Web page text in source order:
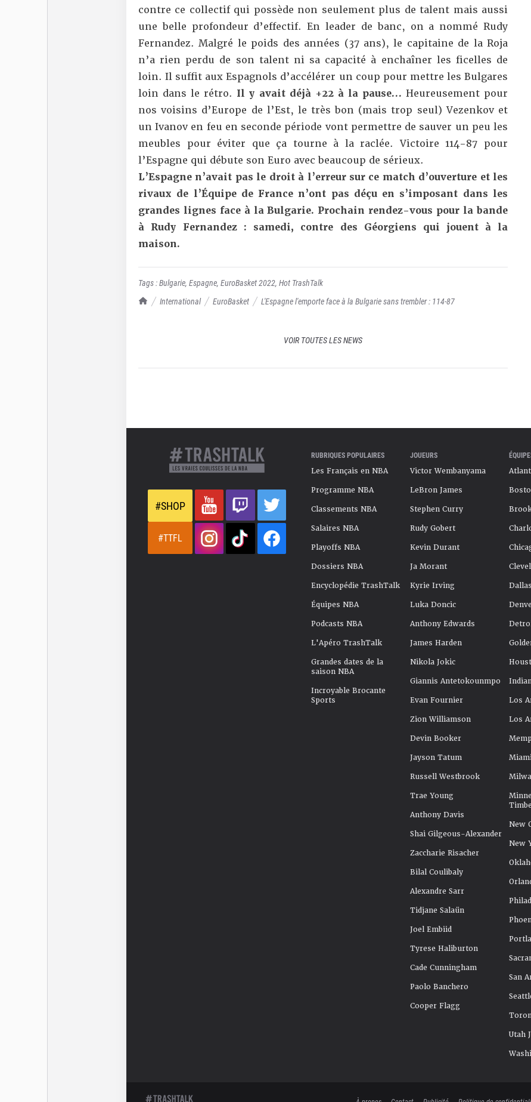
TrashTalk Actu NBA
International EuroBasket L'Espagne l'emporte face à la Bulgarie sans trembler : 114-87
contre ce collectif qui possède non seulement plus de talent mais aussi
une belle profondeur d’effectif. En leader de banc, on a nommé Rudy
Fernandez. Malgré le poids des années (37 ans), le capitaine de la Roja
n’a rien perdu de son talent ni sa capacité à enchaîner les ficelles de
loin. Il suffit aux Espagnols d’accélérer un coup pour mettre les Bulgares
loin dans le rétro. Il y avait déjà +22 à la pause… Heureusement pour
nos voisins d’Europe de l’Est, le très bon (mais trop seul) Vezenkov et
un Ivanov en feu en seconde période vont permettre de sauver un peu les
meubles pour éviter que ça tourne à la raclée. Victoire 114-87 pour
l’Espagne qui débute son Euro avec beaucoup de sérieux.
L’Espagne n’avait pas le droit à l’erreur sur ce match d’ouverture et les
rivaux de l’Équipe de France n’ont pas déçu en s’imposant dans les
grandes lignes face à la Bulgarie. Prochain rendez-vous pour la bande
à Rudy Fernandez : samedi, contre des Géorgiens qui jouent à la
maison.
Tags :Bulgarie, Espagne, EuroBasket 2022, Hot TrashTalk
VOIR TOUTES LES NEWS
#SHOP
#TTFL
RUBRIQUES POPULAIRES
Les Français en NBA
Programme NBA
Classements NBA
Salaires NBA
Playoffs NBA
Dossiers NBA
Encyclopédie TrashTalk
Équipes NBA
Podcasts NBA
L'Apéro TrashTalk
Grandes dates de la
saison NBA
Incroyable Brocante
Sports
JOUEURS
Victor Wembanyama
LeBron James
Stephen Curry
Rudy Gobert
Kevin Durant
Ja Morant
Kyrie Irving
Luka Doncic
Anthony Edwards
James Harden
Nikola Jokic
Giannis Antetokounmpo
Evan Fournier
Zion Williamson
Devin Booker
Jayson Tatum
Russell Westbrook
Trae Young
Anthony Davis
Shai Gilgeous-Alexander
Zaccharie Risacher
Bilal Coulibaly
Alexandre Sarr
Tidjane Salaün
Joel Embiid
Tyrese Haliburton
Cade Cunningham
Paolo Banchero
Cooper Flagg
Los
Los
New
New
San
Utah